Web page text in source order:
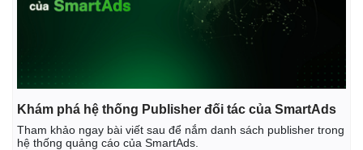
Khám phá hệ thống Publisher đối tác của SmartAds
Tham khảo ngay bài viết sau để nắm danh sách publisher trong
hệ thống quảng cáo của SmartAds.